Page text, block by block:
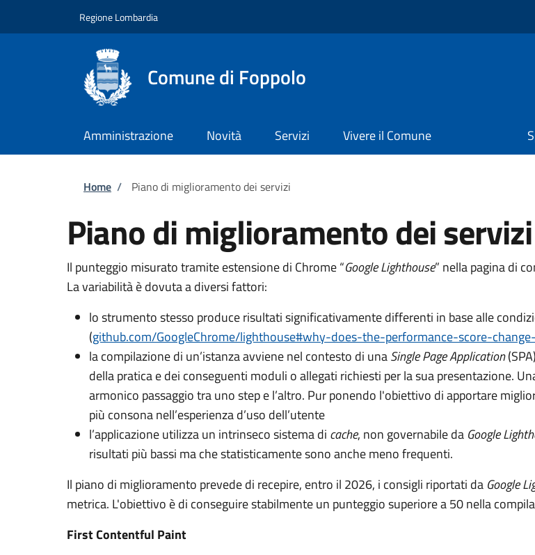
Regione Lombardia
Comune di Foppolo
Amministrazione Novità Servizi Vivere il Comune
Briciole di pane
Home / Piano di miglioramento dei servizi
Piano di miglioramento dei servizi
Il punteggio misurato tramite estensione di Chrome “Google Lighthouse” nella pagina di
La variabilità è dovuta a diversi fattori:
lo strumento stesso produce risultati significativamente differenti in base alle
(github.com/GoogleChrome/lighthouse#why-does-the-performance-score-
la compilazione di un’istanza avviene nel contesto di unaSingle Page Application
della pratica e dei conseguenti moduli o allegati richiesti per la sua presentazione.
armonico passaggio tra uno step e l’altro. Pur ponendo l'obiettivo di apportare
più consona nell’esperienza d’uso dell’utente
l’applicazione utilizza un intrinseco sistema di cache, non governabile da Google
risultati più bassi ma che statisticamente sono anche meno frequenti.
Il piano di miglioramento prevede di recepire, entro il 2026, i consigli riportati da Google
metrica. L'obiettivo è di conseguire stabilmente un punteggio superiore a 50 nella
First Contentful Paint